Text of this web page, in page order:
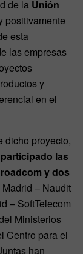
de la Unión
positivamente
esta
las empresas
y
en el
dicho proyecto,
las
y dos
– Naudit
– SoftTelecom
Ministerios
Centro para el
han